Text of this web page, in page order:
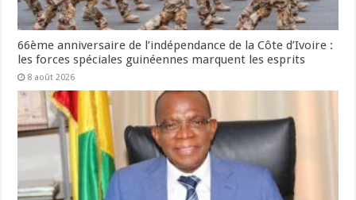
66ème anniversaire de l’indépendance de la Côte d’Ivoire :
les forces spéciales guinéennes marquent les esprits
8 août 2026